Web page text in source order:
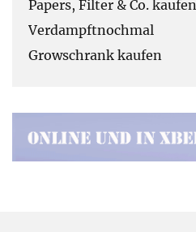
Papers, Filter & Co. kaufen
Verdampftnochmal
Growschrank kaufen